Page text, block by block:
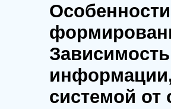
системой